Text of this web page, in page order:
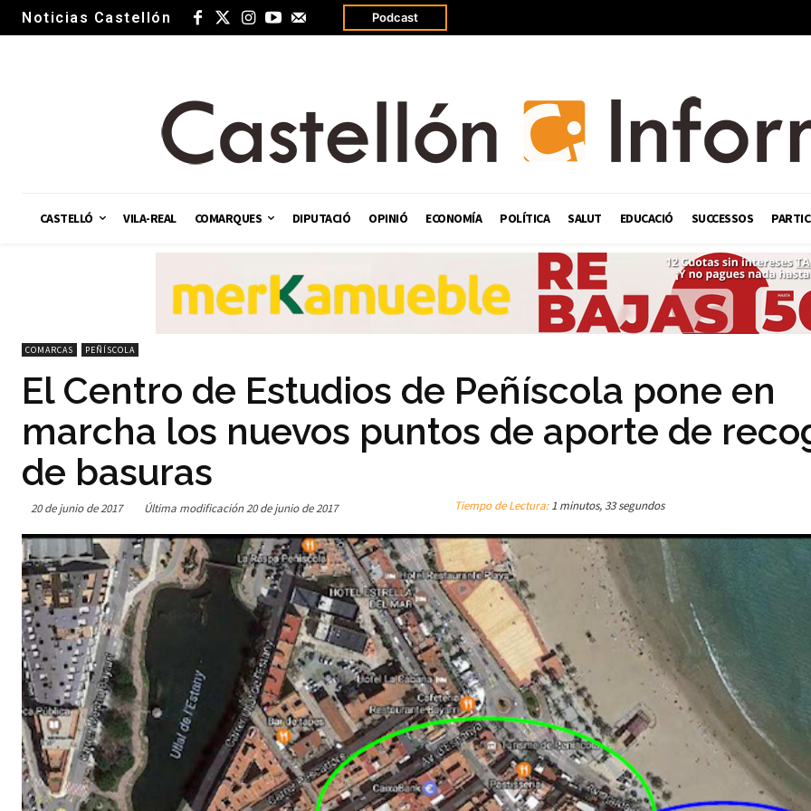
Noticias Castellón Podcast
CASTELLÓ VILA-REAL COMARQUES DIPUTACIÓ OPINIÓ ECONOMÍA POLÍTICA SALUT EDUCACIÓ SUCCESSOS
COMARCAS PEÑÍSCOLA
El Centro de Estudios de Peñíscola pone en
marcha los nuevos puntos de aporte de
de basuras
20 de junio de 2017 Última modificación20 de junio de 2017 Tiempo de Lectura:1 minutos, 33 segundos